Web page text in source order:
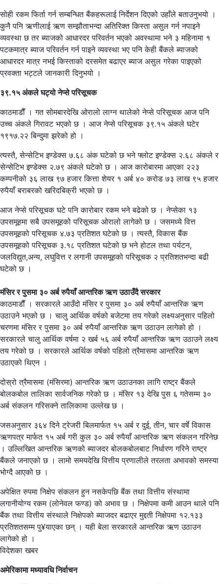
सोही रकम फिर्ता गर्न सम्बन्धित बैंकहरूलाई निर्देशन दिएको उहाँले बताउनुभयो ।
कुनै पनि ऋणीलाई ऋण सम्झौताभन्दा अतिरिक्त किस्ता असुल गर्न नपाइने
व्यवस्था छ तर ब्याजको आधारदर परिवर्तन भएको अवस्थामा भने ३ महिनामा १
पटकमात्र ब्याज परिवर्तन गर्न पाइने व्यवस्था भए पनि केही बैंकले ब्याजको
आधारदर मात्र नभई किस्ताको दरसमेत बढाएर ब्याज असुल गरेका पाइएको
प्रवक्ता भट्टले जानकारी दिनुभयो ।
३९.१५ अंकले घट्यो नेप्से परिसूचक
काठमाडाैँ । गत सोमबारदेखि ओरालो लाग्न थालेको नेप्से परिसूचक आज पनि
उच्च अंकले गिरावट भएको छ । आज नेप्से परिसूचक ३९.१५ अंकले घटेर
१९१७.२२ बिन्दुमा झरेको हो ।
त्यस्तै, सेन्सेटिभ इण्डेक्स ७.६८ अंक घटेको छ भने फ्लोट इण्डेक्स २.६८ अंकले र
सेन्सेटिभ इण्डेक्स २.७९ अंकले घटेको छ । आज कारोबारमा आएका २२३
कम्पनीको ३६ लाख ९७ हजार कित्ता शेयर १ अर्ब ४० करोड ७३ लाख ९५ हजार
रुपैयाँ बराबरको खरिदबिक्री भएको छ ।
आज नेप्से परिसूचक घटे पनि कारोबार रकम भने बढेको छ । नेप्सेका १३
उपसमूहमा सबै उपसमूहको परिसूचक ओरालो लागेको छ । जसमध्ये वित्त
उपसमूहको परिसूचक ४.७३ प्रतिशत घटेको छ । त्यस्तै, विकास बैंक
उपसमूहको परिसूचक ३.१८ प्रतिशत घटेको छ भने होटल तथा पर्यटन,
जलविद्युत,अन्य, लघुवित्त र लगानी उपसमूहको परिसूचक २ प्रतिशतभन्दा बढी
घटेको छ ।
मंसिर र पुसमा ३० अर्ब रुपैयाँ आन्तरिक ऋण उठाउँदै सरकार
काठमाडाैँ । सरकारले आउँदो मंसिर र पुसमा ३० अर्ब रुपैयाँ आन्तरिक ऋण
उठाउने भएको छ । चालु आर्थिक वर्षको बजेटमा तय गरेको लक्ष्यअनुसार पहिलो
चरणमा मंसिर र पुसमा ३० अर्ब रुपैयाँ आन्तरिक ऋण उठाउन लागेको हो ।
सरकारले चालु आर्थिक वर्षमा २ खर्ब ५६ अर्ब रुपैयाँ आन्तरिक ऋण उठाउने लक्ष्य
तय गरेको छ । सरकारले आर्थिक वर्षको पहिलो त्रैमासमा आन्तरिक ऋण
उठाएको थिएन ।
दोस्रो त्रैमासमा (मंसिरमा) आन्तरिक ऋण उठाउनका लागि राष्ट्र बैंकले
बोलकबोल तालिका सार्वजनिक गरेको छ । मंसिर १३ देखि पुस ६ गतेसम्म ३०
अर्ब संकलन गरिसक्ने तालिकामा उल्लेख छ ।
जसअनुसार ३६४ दिने ट्रेजरी बिलमार्फत १५ अर्ब र दुई, तीन, चार वर्षे विकास
ऋणपत्र मार्फत १५ अर्ब गरी कुल ३० अर्ब रुपैयाँ आन्तरिक ऋण संकलन गरिनेछ
। उल्लिखित आन्तरिक ऋणको ब्याजदर बोलकबोलबाट निर्धारण गरिने राष्ट्र
बैंकले जनाएको छ । लामो समयदेखि वित्तीय प्रणालीले तरलता अभावको समस्या
भोग्दै आएको छ ।
अपेक्षित रुपमा निक्षेप संकलन हुन नसकेपछि बैंक तथा वित्तीय संस्थामा
लगानीयोग्य रकम (लोनेवल फण्ड) को अभाव छ । निक्षेपमा कमी आउन थाले पनि
बैंक तथा वित्तीय संस्थाले निक्षेपको ब्याजदर बढाएर मुद्दती निक्षेपमा १२.१३३
प्रतिशतसम्म पु¥याएका छन् । यही बेला सरकारले आन्तरिक ऋण उठाउन
लागेको हो ।
विदेशका खबर
अमेरिकामा मध्यावधि निर्वाचन